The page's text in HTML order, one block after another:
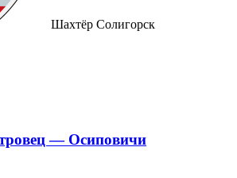
Шахтёр Солигорск
— Осиповичи